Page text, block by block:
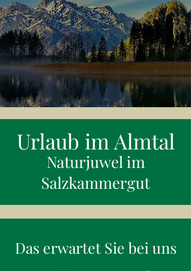
Urlaub im Almtal
Naturjuwel im
Salzkammergut
Das erwartet Sie bei uns